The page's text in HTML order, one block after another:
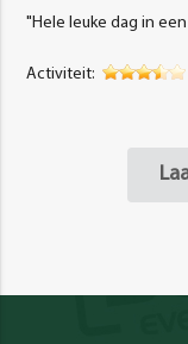
"Hele leuke dag in
Activiteit: